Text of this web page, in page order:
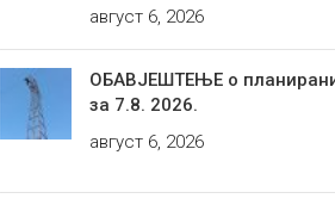
август 6, 2026
ОБАВЈЕШТЕЊЕ о
за 7.8. 2026.
август 6, 2026